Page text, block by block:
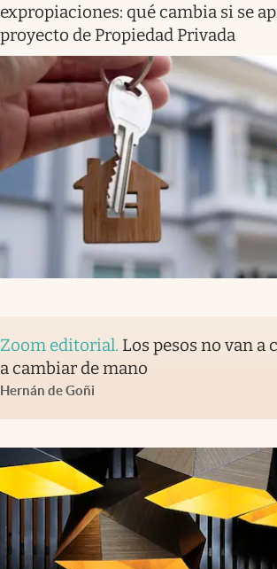
expropiaciones: qué cambia si se
proyecto de Propiedad Privada
Zoom editorial. Los pesos no van a
a cambiar de mano
Hernán de Goñi